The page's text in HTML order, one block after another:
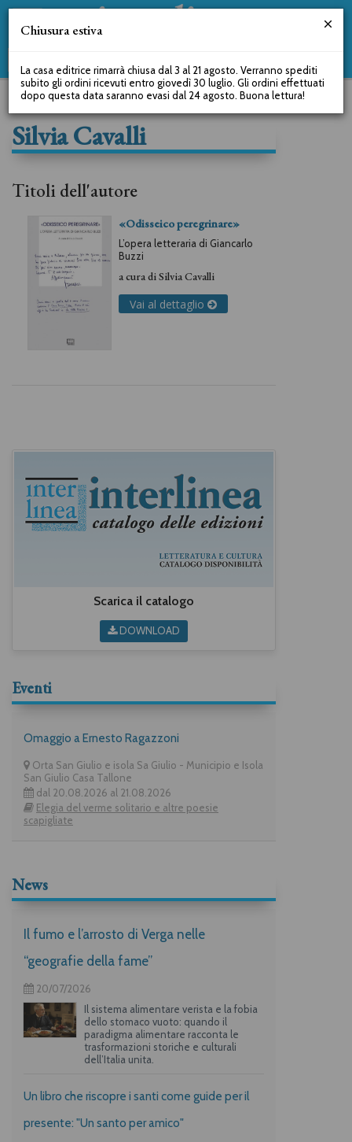
Silvia Cavalli
Titoli dell'autore
«Odisseico peregrinare»
L’opera letteraria di Giancarlo
Buzzi
a cura diSilvia Cavalli
Vai al dettaglio
Scarica il catalogo
DOWNLOAD
Eventi
Omaggio a Ernesto Ragazzoni
Orta San Giulio e isola Sa Giulio - Municipio e Isola
San Giulio Casa Tallone
dal 20.08.2026 al 21.08.2026
Elegia del verme solitario e altre poesie
scapigliate
News
Il fumo e l’arrosto di Verga nelle
“geografie della fame”
20/07/2026
Il sistema alimentare verista e la fobia
dello stomaco vuoto: quando il
paradigma alimentare racconta le
trasformazioni storiche e culturali
dell’Italia unita.
Un libro che riscopre i santi come guide per il
presente: "Un santo per amico"
Chiusura estiva
La casa editrice rimarrà chiusa dal 3 al 21 agosto. Verranno spediti
subito gli ordini ricevuti entro giovedì 30 luglio. Gli ordini effettuati
dopo questa data saranno evasi dal 24 agosto. Buona lettura!